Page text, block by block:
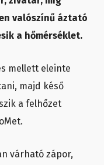
valószínű áztató
a hőmérséklet.
mellett eleinte
majd késő
a felhőzet
várható zápor,